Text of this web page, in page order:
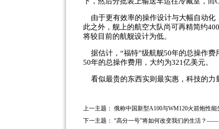
由于更有效率的操作设计与大幅自动化
此之外，舰上的航空大队尚可再精简约
将较目前的航舰设计为低。
据估计，“福特”级航舰50年的总操作费
50年的总操作费用，大约为321亿美元。
看似最贵的东西实则最实惠，科技的力
上一主题： 俄称中国新型A100与WM120火箭炮性能
下一主题： “高分一号”将如何改变我们的生活？